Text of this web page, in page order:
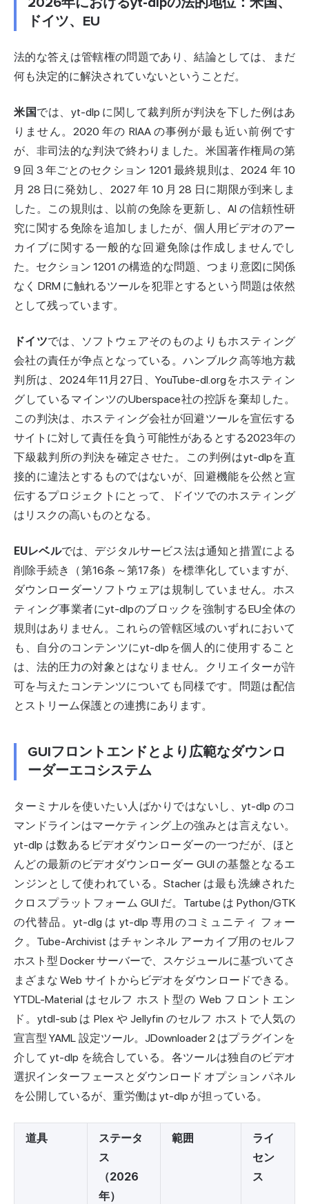
ドイツ、EU
法的な答えは管轄権の問題であり、結論としては、まだ
何も決定的に解決されていないということだ。
米国では、yt-dlp に関して裁判所が判決を下した例はあ
りません。2020 年の RIAA の事例が最も近い前例です
が、非司法的な判決で終わりました。米国著作権局の第
9 回 3 年ごとのセクション 1201 最終規則は、2024 年 10
月 28 日に発効し、2027 年 10 月 28 日に期限が到来しま
した。この規則は、以前の免除を更新し、AI の信頼性研
究に関する免除を追加しましたが、個人用ビデオのアー
カイブに関する一般的な回避免除は作成しませんでし
た。セクション 1201 の構造的な問題、つまり意図に関係
なく DRM に触れるツールを犯罪とするという問題は依然
として残っています。
ドイツでは、ソフトウェアそのものよりもホスティング
会社の責任が争点となっている。ハンブルク高等地方裁
判所は、2024年11月27日、YouTube-dl.orgをホスティン
グしているマインツのUberspace社の控訴を棄却した。
この判決は、ホスティング会社が回避ツールを宣伝する
サイトに対して責任を負う可能性があるとする2023年の
下級裁判所の判決を確定させた。この判例はyt-dlpを直
接的に違法とするものではないが、回避機能を公然と宣
伝するプロジェクトにとって、ドイツでのホスティング
は リスクの高いものとなる。
EUレベルでは、デジタルサービス法は通知と措置による
削除手続き（第16条～第17条）を標準化していますが、
ダウンローダーソフトウェアは規制していません。ホス
ティング事業者にyt-dlpのブロックを強制するEU全体の
規則はありません。これらの管轄区域のいずれにおいて
も、自分のコンテンツにyt-dlpを個人的に使用すること
は、法的圧力の対象とはなりません。クリエイターが許
可を与えたコンテンツについても同様です。問題は配信
とストリーム保護との連携にあります。
GUIフロントエンドとより広範なダウンロ
ーダーエコシステム
ターミナルを使いたい人ばかりではないし、yt-dlp のコ
マンドラインはマーケティング上の強みとは言えない。
yt-dlp は数あるビデオダウンローダーの一つだが、ほと
んどの最新のビデオダウンローダー GUI の基盤となるエ
ンジンとして使われている。Stacher は最も洗練された
クロスプラットフォーム GUI だ。Tartube は Python/GTK
の代替品。yt-dlg は yt-dlp 専用のコミュニティ フォー
ク。Tube-Archivist はチャンネル アーカイブ用のセルフ
ホスト型 Docker サーバーで、スケジュールに基づいてさ
まざまな Web サイトからビデオをダウンロードできる。
YTDL-Material はセルフ ホスト型の Web フロントエン
ド。ytdl-sub は Plex や Jellyfin のセルフ ホストで人気の
宣言型 YAML 設定ツール。JDownloader 2 はプラグインを
介して yt-dlp を統合している。各ツールは独自のビデオ
選択インターフェースとダウンロード オプション パネル
を公開しているが、重労働は yt-dlp が担っている。
道具
ステータ
ス
（2026
年）
範囲
ライ
セン
ス